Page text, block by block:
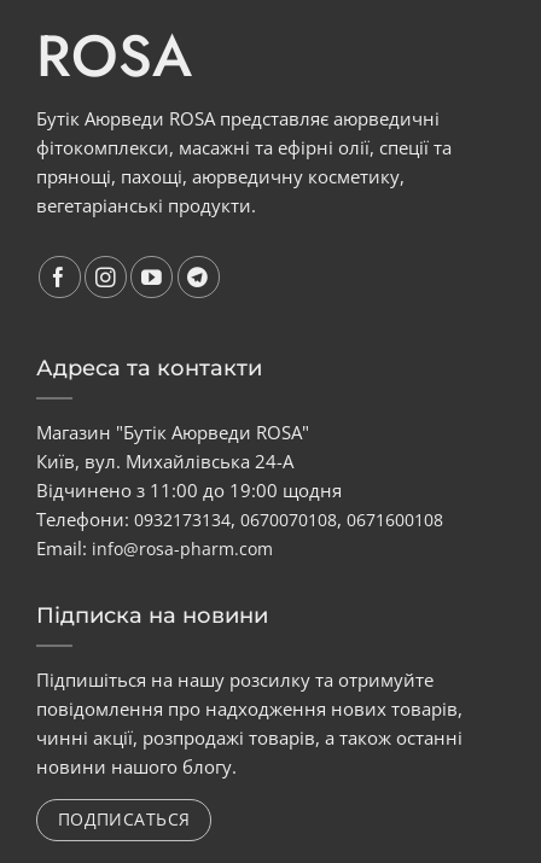
ROSA
Бутік Аюрведи ROSA представляє аюрведичні
фітокомплекси, масажні та ефірні олії, спеції та
прянощі, пахощі, аюрведичну косметику,
вегетаріанські продукти.
Адреса та контакти
Магазин "Бутік Аюрведи ROSA"
Київ, вул. Михайлівська 24-А
Відчинено з 11:00 до 19:00 щодня
Телефони: 0932173134, 0670070108, 0671600108
Email: info@rosa-pharm.com
Підписка на новини
Підпишіться на нашу розсилку та отримуйте
повідомлення про надходження нових товарів,
чинні акції, розпродажі товарів, а також останні
новини нашого блогу.
ПОДПИСАТЬСЯ